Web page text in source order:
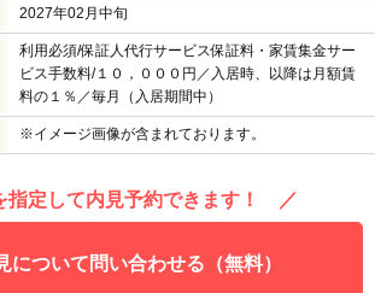
2027年02月中旬
利用必須/保証人代行サービス保証料・家賃集金サー
ビス手数料/１０，０００円／入居時、以降は月額賃
料の１％／毎月（入居期間中）
※イメージ画像が含まれております。
定して内見予約できます！ ／
について問い合わせる（無料）